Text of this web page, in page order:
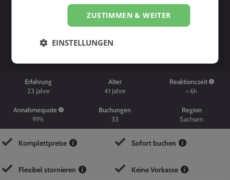
Erfahrung
23 Jahre
Alter
41 Jahre
Reaktionszeit
< 6h
Annahmequote
91%
Buchungen
33
Region
Sachsen
Komplettpreise Sofort buchen
Flexibel stornieren Keine Vorkasse
ZUSTIMMEN & WEITER
EINSTELLUNGEN